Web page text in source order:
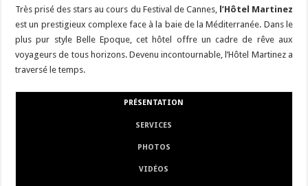
Très prisé des stars au cours du Festival de Cannes, l’Hôtel Martinez
est un prestigieux complexe face à la baie de la Méditerranée. Dans le
plus pur style Belle Epoque, cet hôtel offre un cadre de rêve aux
voyageurs de tous horizons. Devenu incontournable, l’Hôtel Martinez a
traversé le temps.
PRÉSENTATION
SERVICES
PHOTOS
VIDÉOS